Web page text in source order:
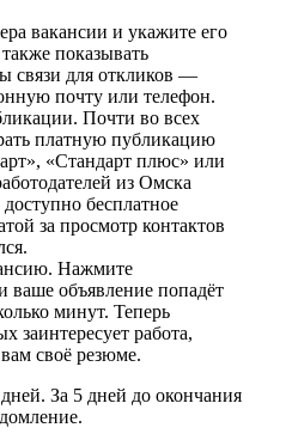
вакансии и укажите его
показывать
связи для откликов —
почту или телефон.
Почти во всех
платную публикацию
«Стандарт плюс» или
из Омска
бесплатное
за просмотр контактов
Нажмите
ваше объявление попадёт
минут. Теперь
заинтересует работа,
своё резюме.
За 5 дней до окончания